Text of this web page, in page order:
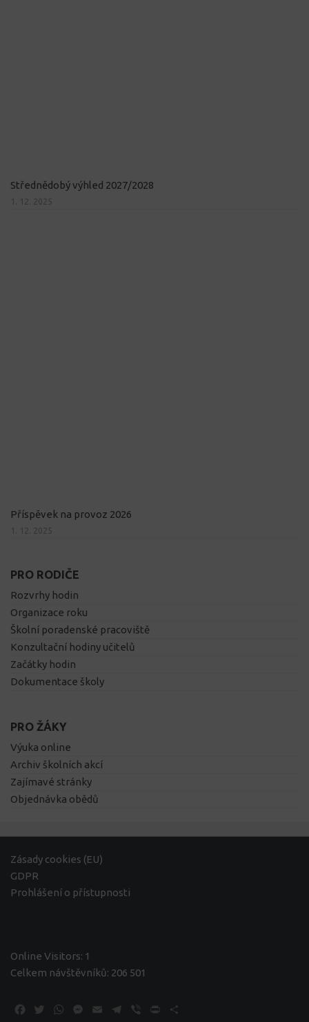
Střednědobý výhled 2027/2028
1. 12. 2025
Příspěvek na provoz 2026
1. 12. 2025
PRO RODIČE
Rozvrhy hodin
Organizace roku
Školní poradenské pracoviště
Konzultační hodiny učitelů
Začátky hodin
Dokumentace školy
PRO ŽÁKY
Výuka online
Archiv školních akcí
Zajímavé stránky
Objednávka obědů
Zásady cookies (EU)
GDPR
Prohlášení o přístupnosti
Online Visitors: 1
Celkem návštěvníků: 206 501
Facebook
TwitterWhatsApp
Messenger
Email Telegram
Viber Print